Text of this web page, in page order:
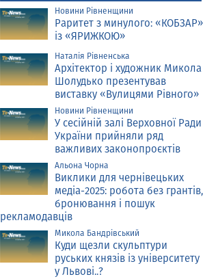
Новини Рівненщини
Раритет з минулого: «КОБЗАР»
із «ЯРИЖКОЮ»
Наталія Рівненська
Архітектор і художник Микола
Шолудько презентував
виставку «Вулицями Рівного»
Новини Рівненщини
У сесійній залі Верховної Ради
України прийняли ряд
важливих законопроєктів
Альона Чорна
Виклики для чернівецьких
медіа-2025: робота без грантів,
бронювання і пошук
рекламодавців
Микола Бандрівський
Куди щезли скульптури
руських князів із університету
у Львові..?